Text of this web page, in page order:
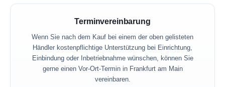
Terminvereinbarung
Wenn Sie nach dem Kauf bei einem der oben gelisteten
Händler kostenpflichtige Unterstützung bei Einrichtung,
Einbindung oder Inbetriebnahme wünschen, können Sie
gerne einen Vor-Ort-Termin in Frankfurt am Main
vereinbaren.